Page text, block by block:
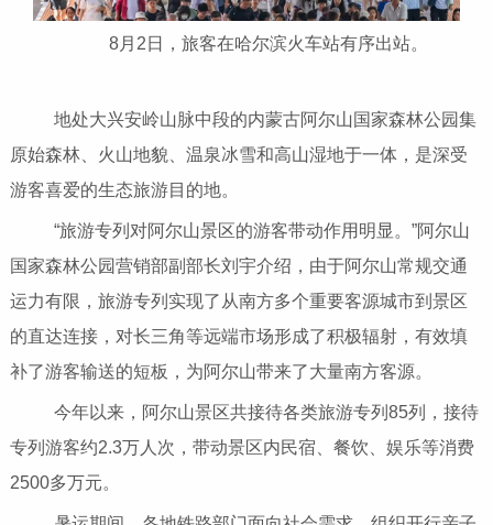
8月2日，旅客在哈尔滨火车站有序出站。
地处大兴安岭山脉中段的内蒙古阿尔山国家森林公园集
原始森林、火山地貌、温泉冰雪和高山湿地于一体，是深受
游客喜爱的生态旅游目的地。
“旅游专列对阿尔山景区的游客带动作用明显。”阿尔山
国家森林公园营销部副部长刘宇介绍，由于阿尔山常规交通
运力有限，旅游专列实现了从南方多个重要客源城市到景区
的直达连接，对长三角等远端市场形成了积极辐射，有效填
补了游客输送的短板，为阿尔山带来了大量南方客源。
今年以来，阿尔山景区共接待各类旅游专列85列，接待
专列游客约2.3万人次，带动景区内民宿、餐饮、娱乐等消费
2500多万元。